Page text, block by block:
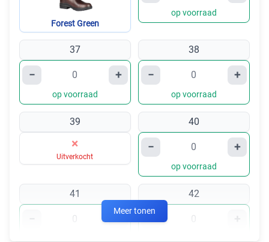
Forest Green
op voorraad
37
− +
op voorraad
38
− +
op voorraad
39
×
Uitverkocht
40
− +
op voorraad
41 42
+
Meer tonen